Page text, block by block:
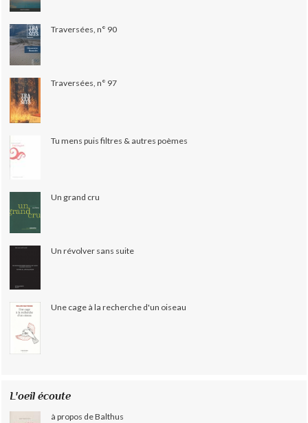
Traversées, n° 90
Traversées, n° 97
Tu mens puis filtres & autres poèmes
Un grand cru
Un révolver sans suite
Une cage à la recherche d'un oiseau
L'oeil écoute
à propos de Balthus